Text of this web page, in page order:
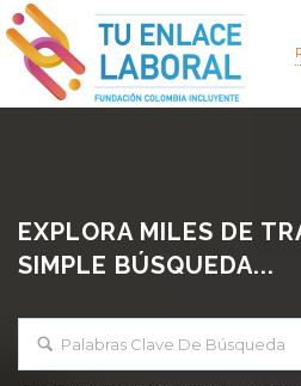
EXPLORA MILES DE
SIMPLE BÚSQUEDA...